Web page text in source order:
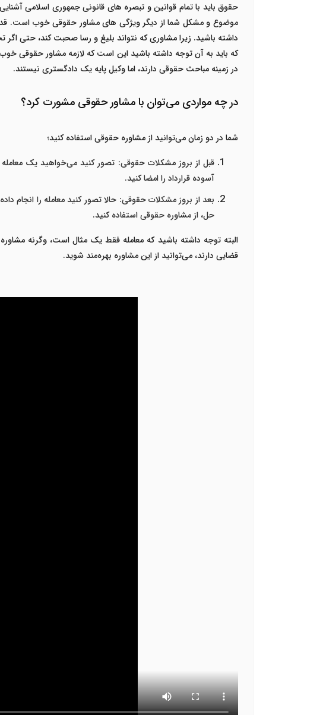
حقوق باید با تمام قوانین و تبصره های قانونی جمهوری اسلامی
موضوع و مشکل شما از دیگر ویژگی های مشاور حقوقی خوب است.
داشته باشید. زیرا مشاوری که نتواند بلیغ و رسا صحبت کند، حتی
که باید به آن توجه داشته باشید این است که لازمه مشاور حقوقی
در زمینه مباحث حقوقی دارند، اما وکیل پایه یک دادگستری نیستند.
در چه مواردی می‌توان با مشاور حقوقی مشورت کرد؟
شما در دو زمان می‌توانید از مشاوره حقوقی استفاده کنید؛
قبل از بروز مشکلات حقوقی: تصور کنید می‌خواهید یک معامله
آسوده قرارداد را امضا کنید.
بعد از بروز مشکلات حقوقی: حالا تصور کنید معامله را انجام
حل، از مشاوره حقوقی استفاده کنید.
البته توجه داشته باشید که معامله فقط یک مثال است، وگرنه
قضایی دارند، می‌توانید از این مشاوره بهره‌مند شوید.